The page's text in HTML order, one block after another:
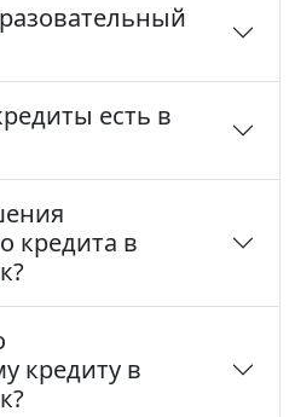
есть в
кредита в
кредиту в